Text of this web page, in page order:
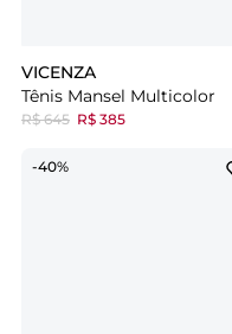
VICENZA
Tênis Mansel Multicolor
R$ 645 R$ 385
-40%